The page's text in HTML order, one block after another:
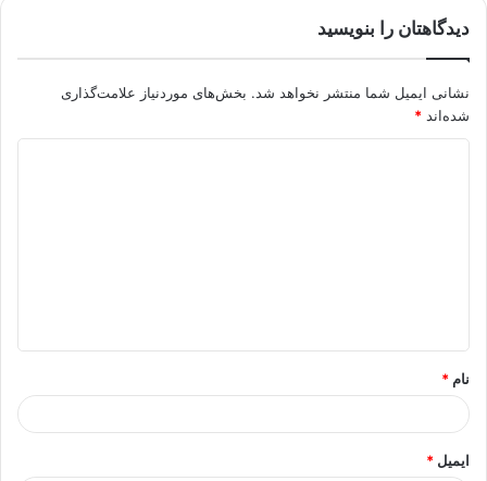
دیدگاهتان را بنویسید
نشانی ایمیل شما منتشر نخواهد شد. بخش‌های موردنیاز علامت‌گذاری
شده‌اند *
*
نام *
ایمیل *